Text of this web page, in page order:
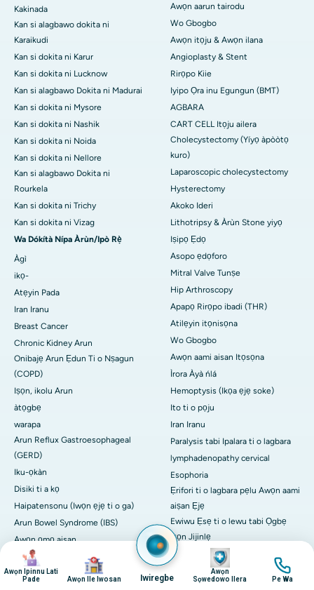
aworan
Awọn Ipinnu Lati
Pade
aworan
Awọn Ile Iwosan Iwiregbe
aworan
Awọn
Sọwedowo Ilera
aworan
Pe Wa
Kakinada
Kan si alagbawo dokita ni
Karaikudi
Kan si dokita ni Karur
Kan si dokita ni Lucknow
Kan si alagbawo Dokita ni Madurai
Kan si dokita ni Mysore
Kan si dokita ni Nashik
Kan si dokita ni Noida
Kan si dokita ni Nellore
Kan si alagbawo Dokita ni
Rourkela
Kan si dokita ni Trichy
Kan si dokita ni Vizag
Wa Dókítà Nípa Àrùn/Ipò Rẹ̀
Àgì
ikọ-
Atẹyin Pada
Iran Iranu
Breast Cancer
Chronic Kidney Arun
Onibajẹ Arun Ẹdun Ti o Nṣagun
(COPD)
Iṣọn, ikolu Arun
àtọgbẹ
warapa
Arun Reflux Gastroesophageal
(GERD)
Iku-ọkàn
Disiki ti a kọ
Haipatensonu (Iwọn ẹjẹ ti o ga)
Arun Bowel Syndrome (IBS)
Awọn ọmọ aisan
ẹdọfóró akàn
Migraine
Awọn aarun tairodu
Wo Gbogbo
Awọn itọju & Awọn ilana
Angioplasty & Stent
Rirọpo Kiie
Iyipo Ọra inu Egungun (BMT)
AGBARA
CART CELL Itọju ailera
Cholecystectomy (Yíyọ àpòòtọ
kuro)
Laparoscopic cholecystectomy
Hysterectomy
Akoko Ideri
Lithotripsy & Àrùn Stone yiyọ
Iṣipọ Ẹdọ
Asopo ẹdọforo
Mitral Valve Tunṣe
Hip Arthroscopy
Apapọ Rirọpo ibadi (THR)
Atilẹyin itọnisọna
Wo Gbogbo
Awọn aami aisan Itọsọna
Ìrora Àyà ńlá
Hemoptysis (Ikọa ẹjẹ soke)
Ito ti o pọju
Iran Iranu
Paralysis tabi Ipalara ti o lagbara
lymphadenopathy cervical
Esophoria
Ẹrifori ti o lagbara pẹlu Awọn aami
aiṣan Ẹjẹ
Ewiwu Ẹsẹ ti o lewu tabi Ọgbẹ
iṣọn Jijinlẹ
Blue sclera
Ifun inu tabi Ẹjẹ ti a ko ṣakoso